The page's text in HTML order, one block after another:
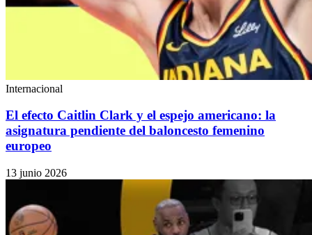
Internacional
El efecto Caitlin Clark y el espejo americano: la
asignatura pendiente del baloncesto femenino
europeo
13 junio 2026